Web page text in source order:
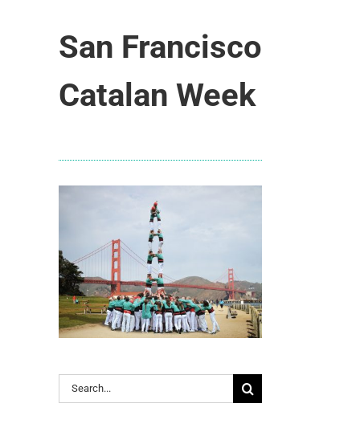
San Francisco
Catalan Week
Search
for: